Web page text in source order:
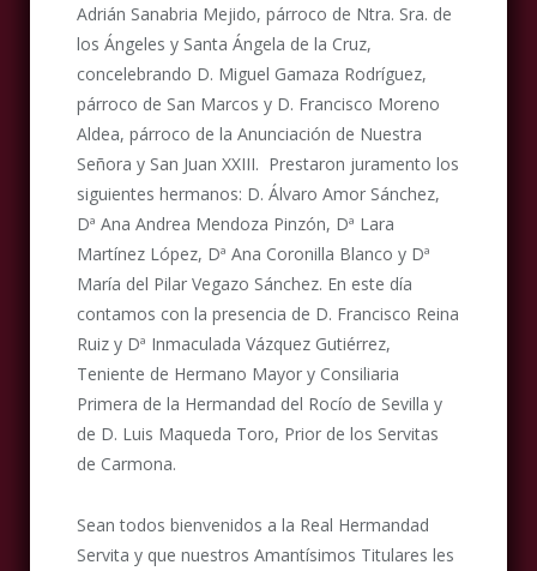
Adrián Sanabria Mejido, párroco de Ntra. Sra. de
los Ángeles y Santa Ángela de la Cruz,
concelebrando D. Miguel Gamaza Rodríguez,
párroco de San Marcos y D. Francisco Moreno
Aldea, párroco de la Anunciación de Nuestra
Señora y San Juan XXIII. Prestaron juramento los
siguientes hermanos: D. Álvaro Amor Sánchez,
Dª Ana Andrea Mendoza Pinzón, Dª Lara
Martínez López, Dª Ana Coronilla Blanco y Dª
María del Pilar Vegazo Sánchez. En este día
contamos con la presencia de D. Francisco Reina
Ruiz y Dª Inmaculada Vázquez Gutiérrez,
Teniente de Hermano Mayor y Consiliaria
Primera de la Hermandad del Rocío de Sevilla y
de D. Luis Maqueda Toro, Prior de los Servitas
de Carmona.
Sean todos bienvenidos a la Real Hermandad
Servita y que nuestros Amantísimos Titulares les